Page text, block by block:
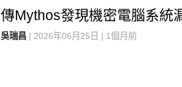
傳Mythos發現機密電腦系統
吳瑞昌 | 2026年06月25日 | 1個月前